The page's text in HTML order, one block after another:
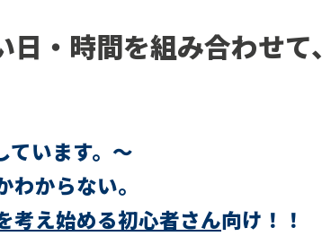
・時間を組み合わせて、
います。～
からない。
考え始める初心者さん向け！！